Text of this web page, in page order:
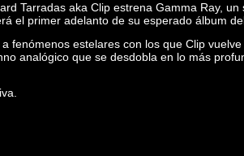
Tarradas aka Clip estrena Gamma Ray,
el primer adelanto de su esperado álbum
estelares con los que Clip
analógico que se desdobla en lo más